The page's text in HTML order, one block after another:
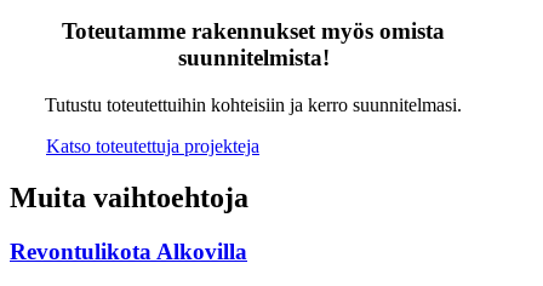
Toteutamme rakennukset myös omista
suunnitelmista!
Tutustu toteutettuihin kohteisiin ja kerro suunnitelmasi.
Katso toteutettuja projekteja
Muita vaihtoehtoja
Revontulikota Alkovilla